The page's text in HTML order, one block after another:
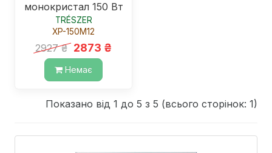
монокристал 150 Вт
TRÉSZER
XP-150M12
2927 ₴ 2873 ₴
Немає
Показано від 1 до 5 з 5 (всього сторінок: 1)